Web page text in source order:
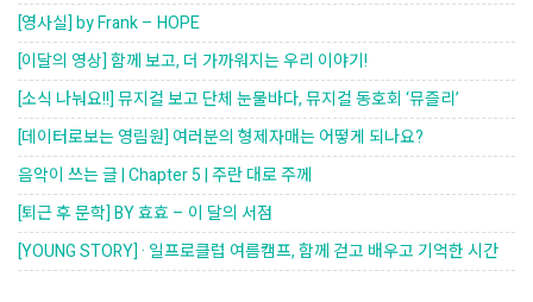
[영사실] by Frank – HOPE
[이달의 영상] 함께 보고, 더 가까워지는 우리 이야기!
[소식 나눠요!!] 뮤지컬 보고 단체 눈물바다, 뮤지컬 동호회 ‘뮤즐리’
[데이터로보는 영림원] 여러분의 형제자매는 어떻게 되나요?
음악이 쓰는 글 | Chapter 5 | 주란 대로 주께
[퇴근 후 문학] BY 효효 – 이 달의 서점
[YOUNG STORY] · 일프로클럽 여름캠프, 함께 걷고 배우고 기억한 시간